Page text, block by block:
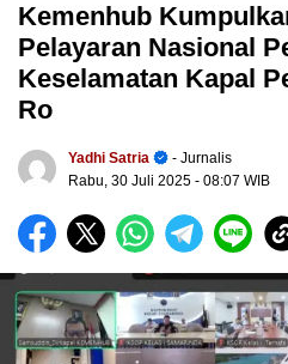
Kemenhub
Pelayaran Nasional
Keselamatan Kapal
Ro
Yadhi Satria
- Jurnalis
Rabu, 30 Juli 2025 - 08:07 WIB